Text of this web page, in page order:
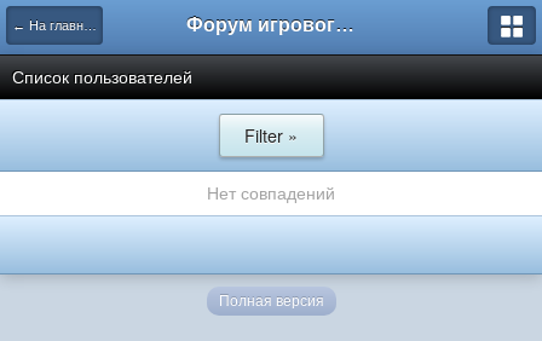
← На главную Форум игрового проекта Riverrise
Список пользователей
Filter »
Нет совпадений
Полная версия